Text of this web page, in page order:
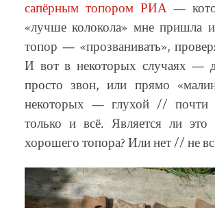
сапёрным топором РИА—
«лучше колокола» мне пришла
топор — «прозванивать»,
И вот в некоторых случаях —
просто звон, или прямо
некоторых — глухой // почти
только и всё. Является ли это
хорошего топора? Или нет // не